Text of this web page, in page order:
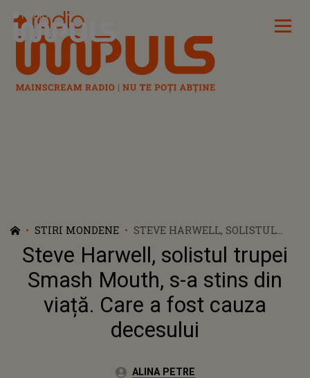
Radio Impuls
STIRI MONDENE
STEVE HARWELL, SOLISTUL
TRUPEI SMASH MOUTH, S-A
STINS DIN VIAȚĂ. CARE A FOST
CAUZA DECESULUI
Steve Harwell, solistul trupei
Smash Mouth, s-a stins din
viață. Care a fost cauza
decesului
Autor:ALINA PETRE